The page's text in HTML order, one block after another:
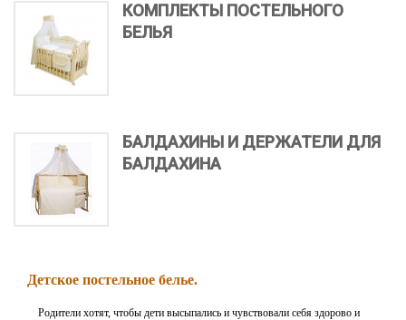
КОМПЛЕКТЫ ПОСТЕЛЬНОГО
БЕЛЬЯ
БАЛДАХИНЫ И ДЕРЖАТЕЛИ ДЛЯ
БАЛДАХИНА
Детское постельное белье.
Родители хотят, чтобы дети высыпались и чувствовали себя здорово и